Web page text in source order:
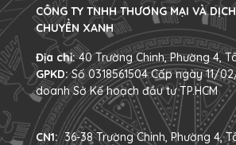
CÔNG TY TNHH THƯƠNG MẠI VÀ
CHUYỂN XANH
Địa chỉ:40 Trường Chinh, Phường 4,
GPKD:Số 0318561504 Cấp ngày 11/
doanh Sở Kế hoạch đầu tư TP.HCM
CN1: 36-38 Trường Chinh, Phường 4,